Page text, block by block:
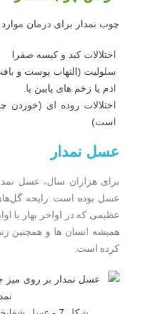
چوب نمدار برای درمان
اختلالات کبد و کیسه صفرا
سلولیت (التهاب پوست و
ادم یا زخم های پایین پا.
اختلالات روده ای (خوردن
است)
عسل نمدار
برای هزاران سال، عسل
عسل بوده است. رایحه
عظیمی که در اواخر بهار یا
همیشه انسان ها و همچنین
کرده است.